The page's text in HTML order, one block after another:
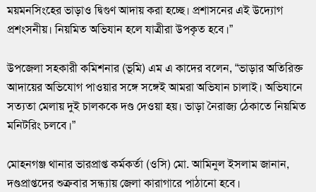
ময়মনসিংহের ভাড়াও দ্বিগুণ আদায় করা হচ্ছে। প্রশাসনের এই উদ্যোগ
প্রশংসনীয়। নিয়মিত অভিযান হলে যাত্রীরা উপকৃত হবে।”
উপজেলা সহকারী কমিশনার (ভূমি) এম এ কাদের বলেন, “ভাড়ার অতিরিক্ত
আদায়ের অভিযোগ পাওয়ার সঙ্গে সঙ্গেই আমরা অভিযান চালাই। অভিযানে
সত্যতা মেলায় দুই চালককে দণ্ড দেওয়া হয়। ভাড়া নৈরাজ্য ঠেকাতে নিয়মিত
মনিটরিং চলবে।”
মোহনগঞ্জ থানার ভারপ্রাপ্ত কর্মকর্তা (ওসি) মো. আমিনুল ইসলাম জানান,
দণ্ডপ্রাপ্তদের শুক্রবার সন্ধ্যায় জেলা কারাগারে পাঠানো হবে।